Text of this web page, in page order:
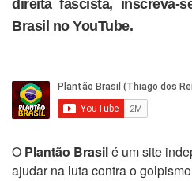
direita fascista, inscreva-
Brasil no YouTube.
O Plantão Brasilé um site
ajudar na luta contra o